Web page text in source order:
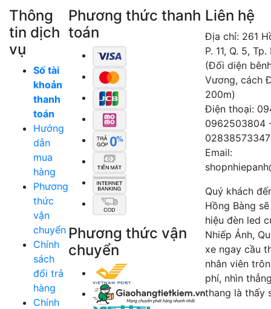
Thông
tin dịch
vụ
Số tài
khoản
thanh
toán
Hướng
dẫn
mua
hàng
Phương
thức
vận
chuyển
Chính
sách
đổi trả
hàng
Chính
Phương thức thanh
toán
Phương thức vận
chuyển
Liên hệ
Địa chỉ: 261
P. 11, Q. 5,
(Đối diện
Vương, cách
200m)
Điện thoại:
0962503804
02838573347
Email:
Quý khách
Hồng Bàng
hiệu đèn led
Nhiếp Ảnh,
xe ngay cầu
nhân viên
phí, nhìn
thang là thấy